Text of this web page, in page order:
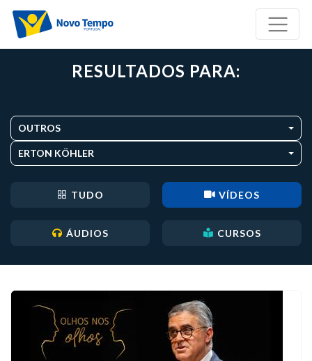
RESULTADOS PARA:
OUTROS
ERTON KÖHLER
TUDO VÍDEOS
ÁUDIOS CURSOS